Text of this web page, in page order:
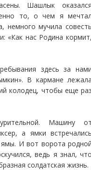
Шашлык
то, о чем я
немного мучила
«Как нас Родина
здесь за
В кармане
колодец, чтобы еще
Машину
а ямки
И вот ворота
ведь я знал,
солдатская жизнь.